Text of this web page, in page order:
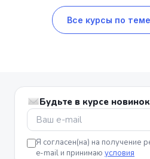
Все курсы по
Будьте в курсе новинок
Я согласен(на) на получение
e-mail и принимаю условия